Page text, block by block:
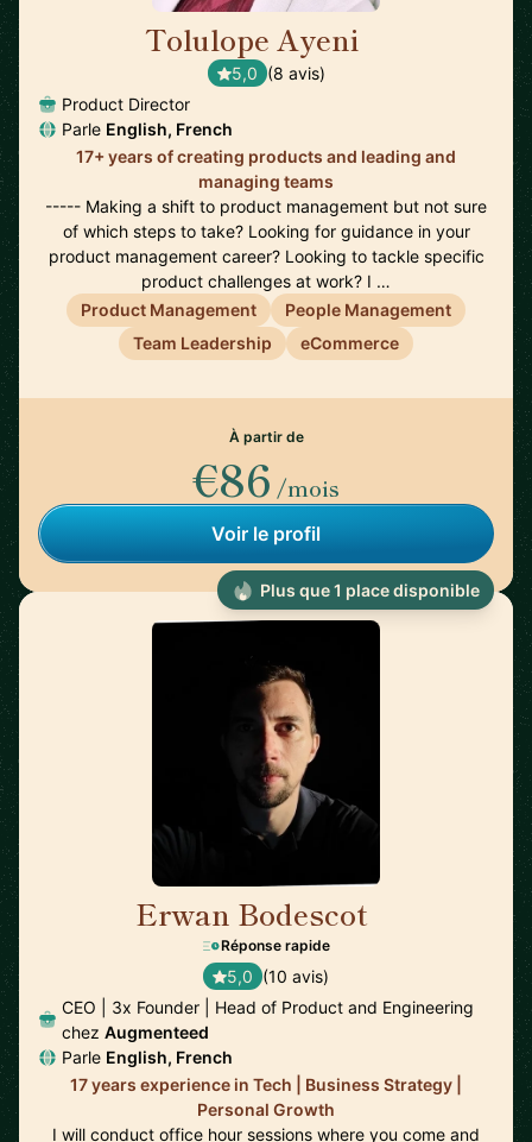
Tolulope Ayeni
5,0 (8 avis)
Product Director
Parle English, French
17+ years of creating products and leading and
managing teams
----- Making a shift to product management but not sure
of which steps to take? Looking for guidance in your
product management career? Looking to tackle specific
product challenges at work? I …
Product Management
People Management
Team Leadership
eCommerce
À partir de
€86 /mois
Voir le profil
Erwan Bodescot
Réponse rapide
5,0 (10 avis)
CEO | 3x Founder | Head of Product and Engineering
chez Augmenteed
Parle English, French
17 years experience in Tech | Business Strategy |
Personal Growth
I will conduct office hour sessions where you come and
Plus que 1 place disponible